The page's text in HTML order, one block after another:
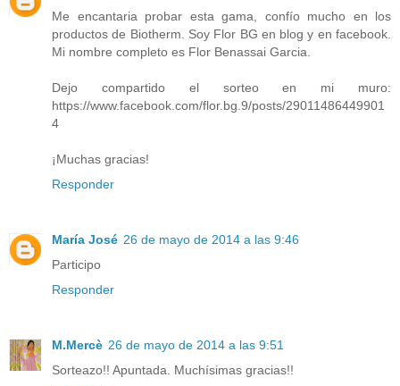
Me encantaria probar esta gama, confío mucho en los
productos de Biotherm. Soy Flor BG en blog y en facebook.
Mi nombre completo es Flor Benassai Garcia.
Dejo compartido el sorteo en mi muro:
https://www.facebook.com/flor.bg.9/posts/29011486449901
4
¡Muchas gracias!
Responder
María José 26 de mayo de 2014 a las 9:46
Participo
Responder
M.Mercè 26 de mayo de 2014 a las 9:51
Sorteazo!! Apuntada. Muchísimas gracias!!